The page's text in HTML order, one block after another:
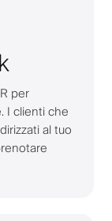
per
I clienti che
al tuo